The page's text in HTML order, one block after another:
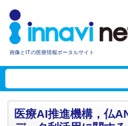
画像とITの医療情報ポータルサイト
医療AI推進機構，仏